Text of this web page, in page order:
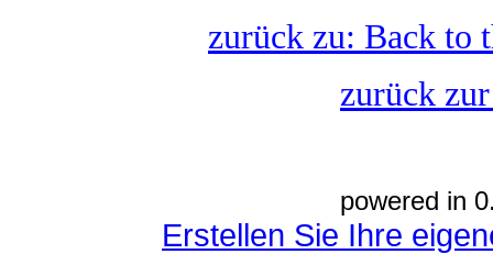
zurück zu: Back to
zurück
powered in
Erstellen Sie Ihre